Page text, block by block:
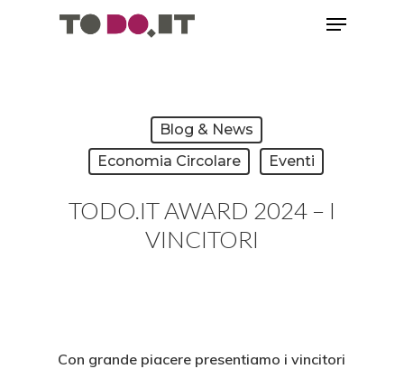
Blog & News
Economia Circolare
Eventi
TODO.IT AWARD 2024 – I
VINCITORI
Con grande piacere presentiamo i vincitori